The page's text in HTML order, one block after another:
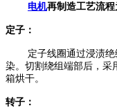
电机再制造工艺流程
定子：
定子线圈通过浸渍绝缘
染。切割绕组端部后，采
箱烘干。
转子：